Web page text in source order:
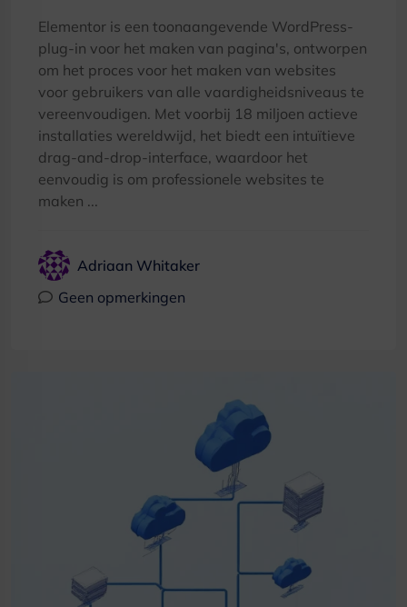
Elementor is een toonaangevende WordPress-
plug-in voor het maken van pagina's, ontworpen
om het proces voor het maken van websites
voor gebruikers van alle vaardigheidsniveaus te
vereenvoudigen. Met voorbij 18 miljoen actieve
installaties wereldwijd, het biedt een intuïtieve
drag-and-drop-interface, waardoor het
eenvoudig is om professionele websites te
maken ...
Adriaan Whitaker
Geen opmerkingen